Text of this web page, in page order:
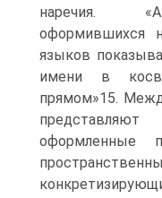
наречия.
оформившихся
языков
имени в
прямом»15.
оформленные